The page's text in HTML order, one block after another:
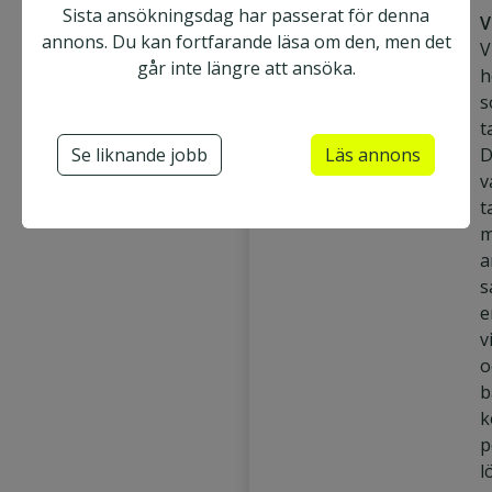
Isopartner AB
Ansök nu Utgått
Kundmottagare
Sista ansökningsdag har passerat för denna
annons. Du kan fortfarande läsa om den, men det
går inte längre att ansöka.
Se liknande jobb Läs annons